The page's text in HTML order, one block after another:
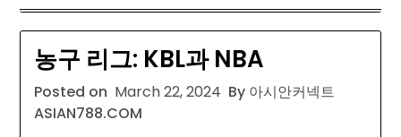
농구 리그: KBL과 NBA
Posted on March 22, 2024 By 아시안커넥트
ASIAN788.COM